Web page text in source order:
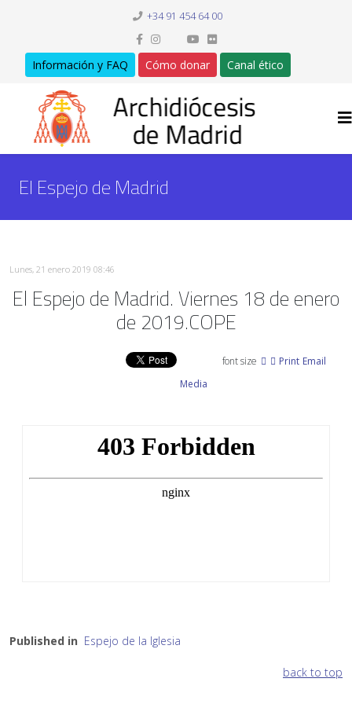
+34 91 454 64 00
Información y FAQ Cómo donar Canal ético
El Espejo de Madrid
Lunes, 21 enero 2019 08:46
El Espejo de Madrid. Viernes 18 de enero
de 2019.COPE
font size Print Email
Media
Published in Espejo de la Iglesia
back to top